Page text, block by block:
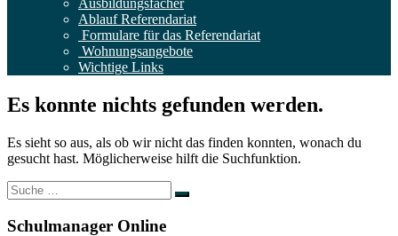
Ausbildungsfächer
Ablauf Referendariat
Formulare für das Referendariat
Wohnungsangebote
Wichtige Links
Es konnte nichts gefunden werden.
Es sieht so aus, als ob wir nicht das finden konnten, wonach du
gesucht hast. Möglicherweise hilft die Suchfunktion.
Suche
nach:
Schulmanager Online